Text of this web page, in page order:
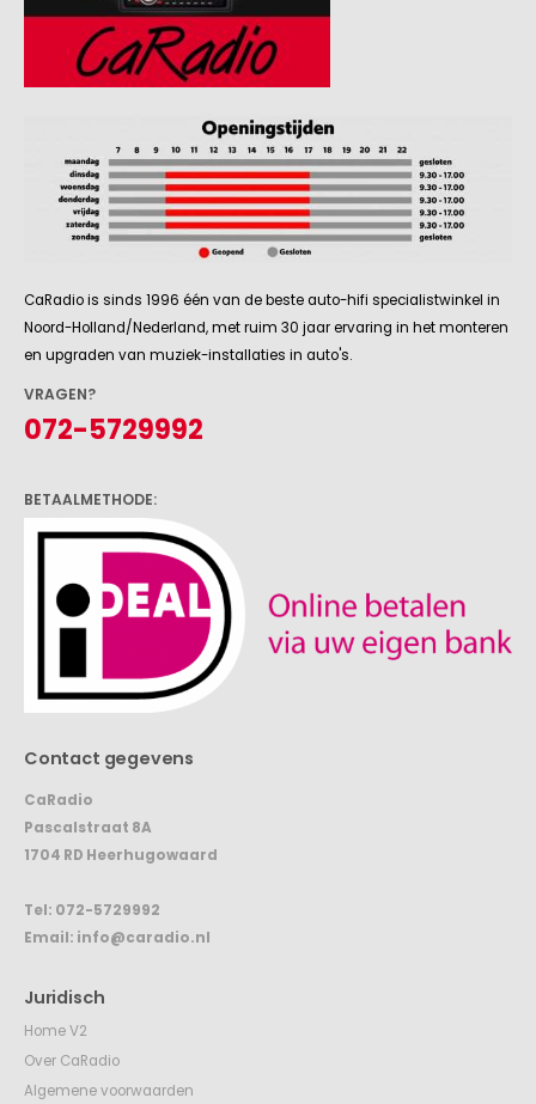
CaRadio is sinds 1996 één van de beste auto-hifi specialistwinkel in
Noord-Holland/Nederland, met ruim 30 jaar ervaring in het monteren
en upgraden van muziek-installaties in auto's.
VRAGEN?
072-5729992
BETAALMETHODE:
Contact gegevens
CaRadio
Pascalstraat 8A
1704 RD Heerhugowaard
Tel: 072-5729992
Email: info@caradio.nl
Juridisch
Home V2
Over CaRadio
Algemene voorwaarden